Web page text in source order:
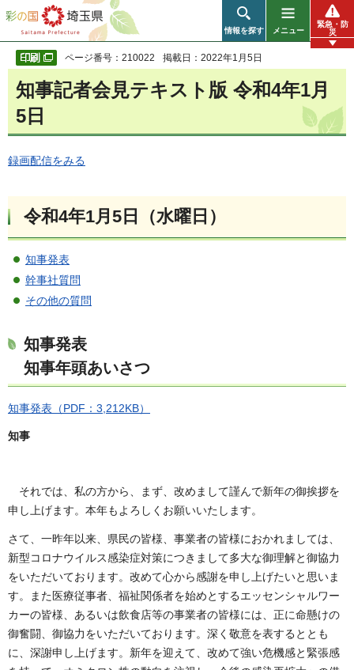
彩の国 埼玉県
情報を探す メニュー
緊急・防
災
ページ番号：210022 掲載日：2022年1月5日
知事記者会見テキスト版 令和4年1月
5日
録画配信をみる
令和4年1月5日（水曜日）
知事発表
幹事社質問
その他の質問
知事発表
知事年頭あいさつ
知事発表（PDF：3,212KB）
知事
それでは、私の方から、まず、改めまして謹んで新年の御挨拶を
申し上げます。本年もよろしくお願いいたします。
さて、一昨年以来、県民の皆様、事業者の皆様におかれましては、
新型コロナウイルス感染症対策につきまして多大な御理解と御協力
をいただいております。改めて心から感謝を申し上げたいと思いま
す。また医療従事者、福祉関係者を始めとするエッセンシャルワー
カーの皆様、あるいは飲食店等の事業者の皆様には、正に命懸けの
御奮闘、御協力をいただいております。深く敬意を表するととも
に、深謝申し上げます。新年を迎えて、改めて強い危機感と緊張感